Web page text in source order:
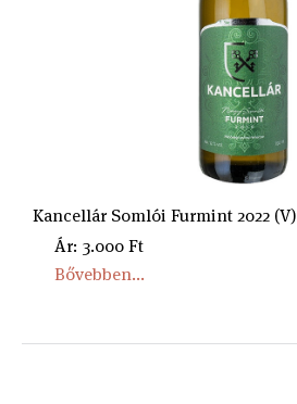
Kancellár Somlói Furmint 2022
Ár: 3.000 Ft
Bővebben...